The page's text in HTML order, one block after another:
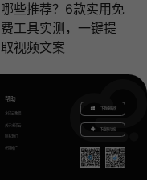
哪些推荐？6款实用免
费工具实测，一键提
取视频文案
帮助
水印云教程
关于水印云
联系我们
代理推广
下载电脑版
下载移动端